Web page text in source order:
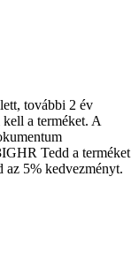
további 2 év
a terméket. A
Tedd a terméket
az 5% kedvezményt.